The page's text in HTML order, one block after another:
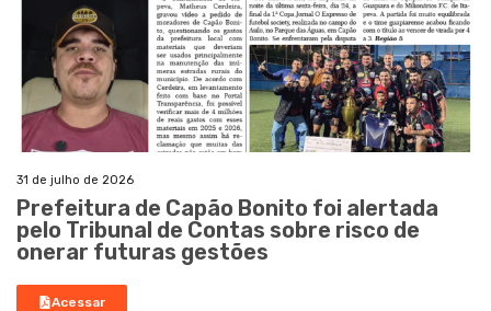
31 de julho de 2026
Prefeitura de Capão Bonito foi alertada
pelo Tribunal de Contas sobre risco de
onerar futuras gestões
Acessar